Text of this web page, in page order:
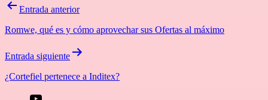
Navegación
entradas
Entrada anterior
Romwe, qué es y cómo aprovechar sus Ofertas al máximo
Entrada siguiente
¿Cortefiel pertenece a Inditex?